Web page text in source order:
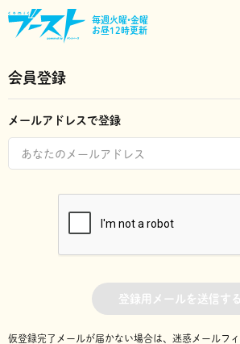
毎週火曜•金曜
お昼12時更新
会員登録
メールアドレスで登録
登録用メールを送信する
仮登録完了メールが届かない場合は、迷惑メールフ